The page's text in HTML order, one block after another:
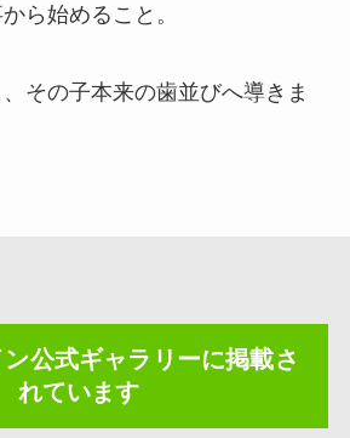
ら始めること。
その子本来の歯並びへ導きま
公式ギャラリーに掲載さ
れています